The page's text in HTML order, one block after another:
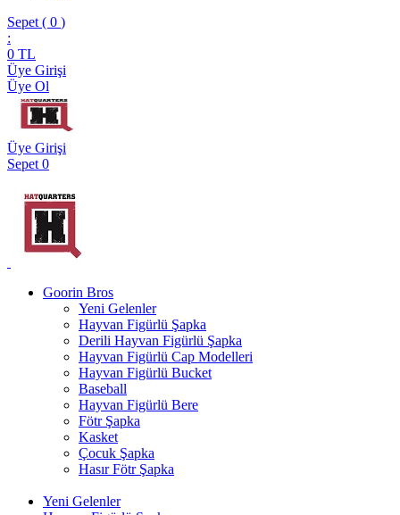
Sepet ( 0 )
:
0 TL
Üye Girişi
Üye Ol
Üye Girişi
Sepet 0
Goorin Bros
Yeni Gelenler
Hayvan Figürlü Şapka
Derili Hayvan Figürlü Şapka
Hayvan Figürlü Cap Modelleri
Hayvan Figürlü Bucket
Baseball
Hayvan Figürlü Bere
Fötr Şapka
Kasket
Çocuk Şapka
Hasır Fötr Şapka
Yeni Gelenler